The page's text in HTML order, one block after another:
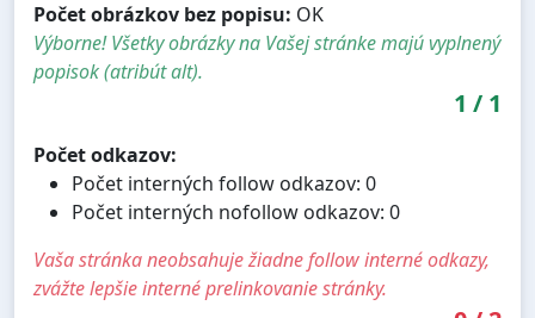
Počet obrázkov bez popisu: OK
Výborne! Všetky obrázky na Vašej stránke majú vyplnený
popisok (atribút alt).
1 / 1
Počet odkazov:
Počet interných follow odkazov: 0
Počet interných nofollow odkazov: 0
Vaša stránka neobsahuje žiadne follow interné odkazy,
zvážte lepšie interné prelinkovanie stránky.